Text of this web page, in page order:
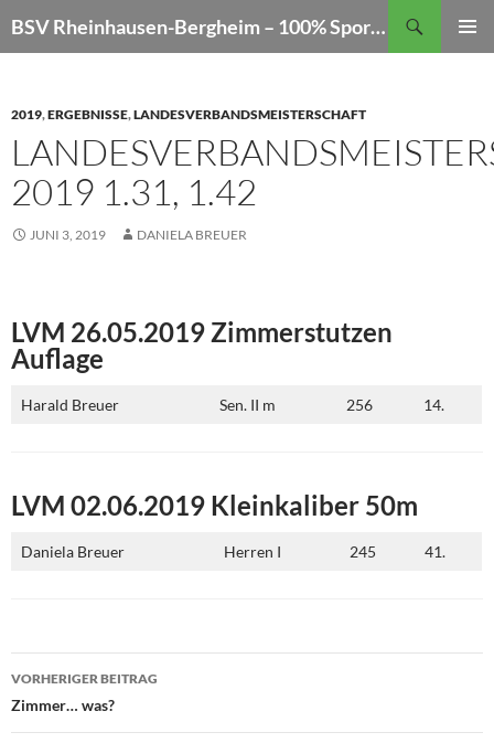
Inhalt
BSV Rheinhausen-Bergheim – 100% Sportschießen
2019,ERGEBNISSE,LANDESVERBANDSMEISTERSCHAFT
2019 1.31, 1.42
JUNI 3, 2019 DANIELA BREUER
LVM 26.05.2019 Zimmerstutzen
Auflage
Harald Breuer Sen. II m 256 14.
LVM 02.06.2019 Kleinkaliber 50m
Daniela Breuer Herren I 245 41.
Beitragsnavigation
VORHERIGER BEITRAG
Zimmer… was?